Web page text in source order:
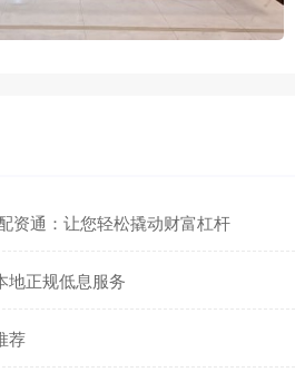
资通：让您轻松撬动财富杠杆
地正规低息服务
荐